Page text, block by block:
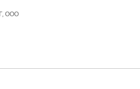
ООО